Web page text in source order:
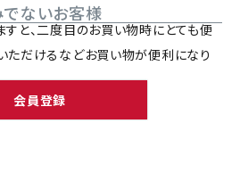
ないお客様
と、二度目のお買い物時にとても便
ただけるなどお買い物が便利になり
会員登録